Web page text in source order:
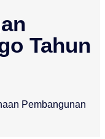
Tahun
Pembangunan